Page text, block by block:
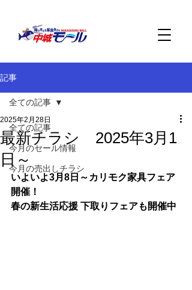
記事
全ての記事
今月のセール情報
今月の売出しチラシ
全ての記事
最新チラシ 2025年3月1
日～
2025年2月28日
いよいよ3月8日～カリモク家具フェア
開催！
春の新生活応援 下取りフェアも開催中